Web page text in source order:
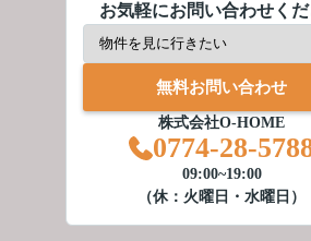
お気軽にお問い合わせく
無料お問い合わせ
株式会社O-HOME
0774-28-
09:00~19:00
（休：火曜日・水曜日）